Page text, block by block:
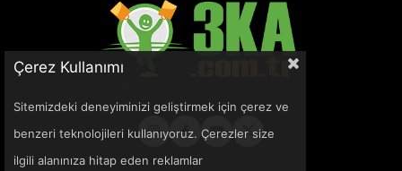
Çerez Kullanımı
Sitemizdeki deneyiminizi geliştirmek için çerez ve
benzeri teknolojileri kullanıyoruz. Çerezler size
ilgili alanınıza hitap eden reklamlar